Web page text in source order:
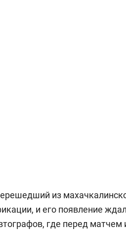
из
и его появление
где перед матчем